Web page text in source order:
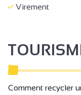
Virement
Comment recycler